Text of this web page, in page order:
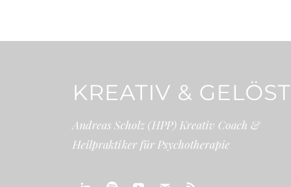
KREATIV & GELÖST
Andreas Scholz (HPP) Kreativ Coach &
Heilpraktiker für Psychotherapie